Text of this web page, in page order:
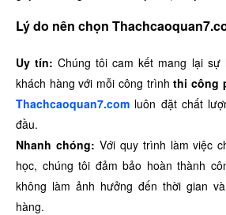
Lý do nên chọn
Uy tín: Chúng tôi cam kết mang lại sự
khách hàng với mỗi công trìnhthi công
Thachcaoquan7.com luôn đặt chất
đầu.
Nhanh chóng: Với quy trình làm việc
học, chúng tôi đảm bảo hoàn thành
không làm ảnh hưởng đến thời gian
hàng.